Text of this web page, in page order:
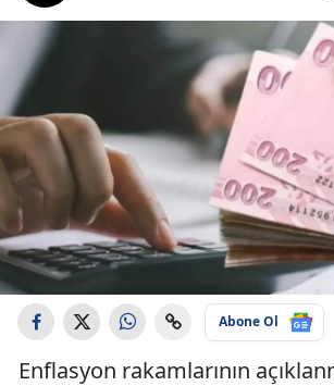
Abone Ol
Enflasyon rakamlarının